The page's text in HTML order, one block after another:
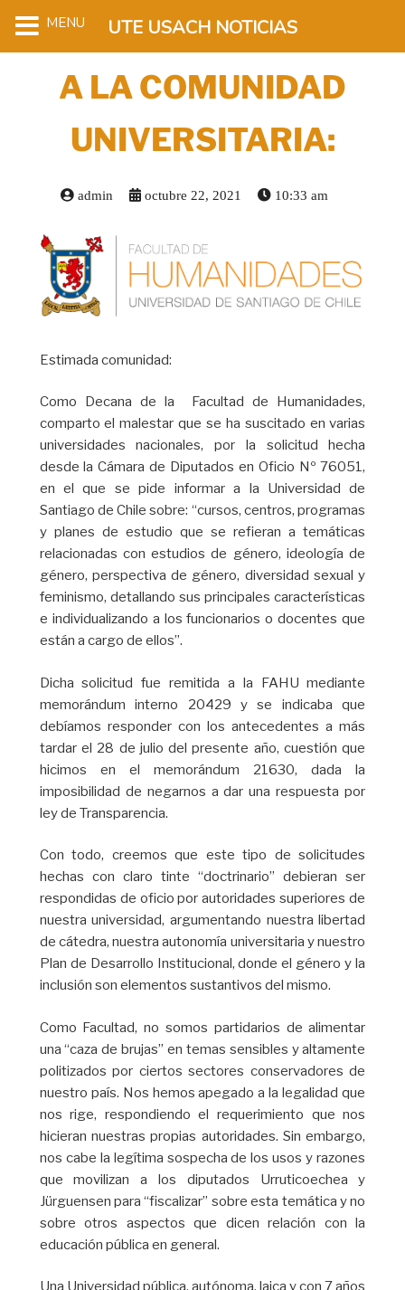
A LA COMUNIDAD
UNIVERSITARIA:
admin octubre 22, 2021 10:33 am
Estimada comunidad:
Como Decana de la Facultad de Humanidades,
comparto el malestar que se ha suscitado en varias
universidades nacionales, por la solicitud hecha
desde la Cámara de Diputados en Oficio Nº 76051,
en el que se pide informar a la Universidad de
Santiago de Chile sobre: “cursos, centros, programas
y planes de estudio que se refieran a temáticas
relacionadas con estudios de género, ideología de
género, perspectiva de género, diversidad sexual y
feminismo, detallando sus principales características
e individualizando a los funcionarios o docentes que
están a cargo de ellos”.
Dicha solicitud fue remitida a la FAHU mediante
memorándum interno 20429 y se indicaba que
debíamos responder con los antecedentes a más
tardar el 28 de julio del presente año, cuestión que
hicimos en el memorándum 21630, dada la
imposibilidad de negarnos a dar una respuesta por
ley de Transparencia.
Con todo, creemos que este tipo de solicitudes
hechas con claro tinte “doctrinario” debieran ser
respondidas de oficio por autoridades superiores de
nuestra universidad, argumentando nuestra libertad
de cátedra, nuestra autonomía universitaria y nuestro
Plan de Desarrollo Institucional, donde el género y la
inclusión son elementos sustantivos del mismo.
Como Facultad, no somos partidarios de alimentar
una “caza de brujas” en temas sensibles y altamente
politizados por ciertos sectores conservadores de
nuestro país. Nos hemos apegado a la legalidad que
nos rige, respondiendo el requerimiento que nos
hicieran nuestras propias autoridades. Sin embargo,
nos cabe la legítima sospecha de los usos y razones
que movilizan a los diputados Urruticoechea y
Jürguensen para “fiscalizar” sobre esta temática y no
sobre otros aspectos que dicen relación con la
educación pública en general.
MENU UTE USACH NOTICIAS